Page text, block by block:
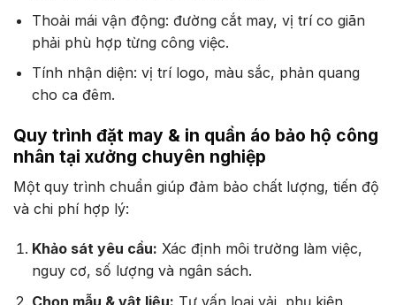
Thoải mái vận động: đường cắt may, vị trí co giãn
phải phù hợp từng công việc.
Tính nhận diện: vị trí logo, màu sắc, phản quang
cho ca đêm.
Quy trình đặt may & in quần áo bảo hộ công
nhân tại xưởng chuyên nghiệp
Một quy trình chuẩn giúp đảm bảo chất lượng, tiến độ
và chi phí hợp lý:
Khảo sát yêu cầu: Xác định môi trường làm việc,
nguy cơ, số lượng và ngân sách.